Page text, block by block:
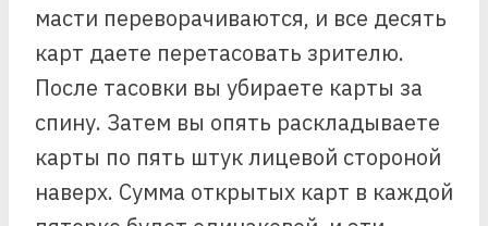
масти переворачиваются, и все десять
карт даете перетасовать зрителю.
После тасовки вы убираете карты за
спину. Затем вы опять раскладываете
карты по пять штук лицевой стороной
наверх. Сумма открытых карт в каждой